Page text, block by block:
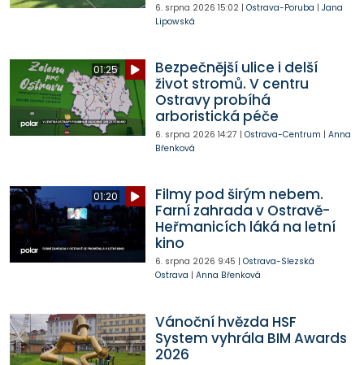
6. srpna 2026 15:02| Ostrava-Poruba | Jana
Lipowská
01:25
Bezpečnější ulice i delší
život stromů. V centru
Ostravy probíhá
arboristická péče
6. srpna 2026 14:27 | Ostrava-Centrum | Anna
Břenková
01:20
Filmy pod širým nebem.
Farní zahrada v Ostravě-
Heřmanicích láká na letní
kino
6. srpna 2026 9:45 | Ostrava-Slezská
Ostrava | Anna Břenková
Vánoční hvězda HSF
System vyhrála BIM Awards
2026